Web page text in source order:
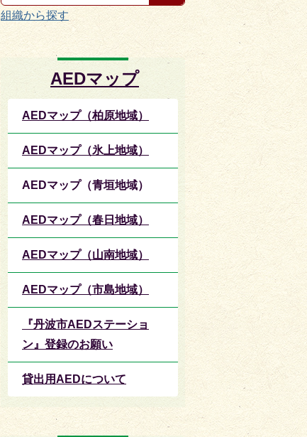
組織から探す
AEDマップ
AEDマップ（柏原地域）
AEDマップ（氷上地域）
AEDマップ（青垣地域）
AEDマップ（春日地域）
AEDマップ（山南地域）
AEDマップ（市島地域）
『丹波市AEDステーショ
ン』登録のお願い
貸出用AEDについて